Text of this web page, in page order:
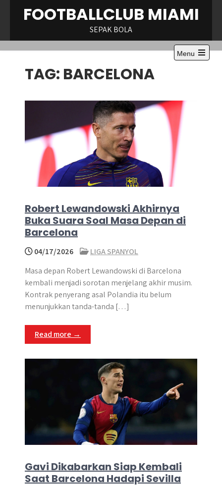
FOOTBALLCLUB MIAMI
SEPAK BOLA
Menu
Open
TAG: BARCELONA
Robert Lewandowski Akhirnya
Buka Suara Soal Masa Depan di
Barcelona
04/17/2026
LIGA SPANYOL
Masa depan Robert Lewandowski di Barcelona
kembali menjadi sorotan menjelang akhir musim.
Kontrak penyerang asal Polandia itu belum
menunjukkan tanda-tanda […]
Read more →
Gavi Dikabarkan Siap Kembali
Saat Barcelona Hadapi Sevilla